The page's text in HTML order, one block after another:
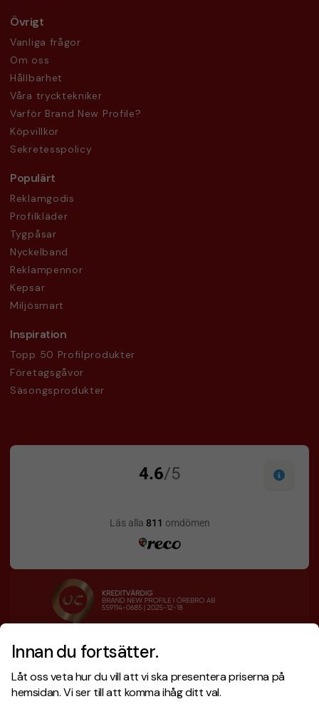
Innan du fortsätter.
Låt oss veta hur du vill att vi ska presentera priserna på
hemsidan. Vi ser till att komma ihåg ditt val.
Övrigt
Vanliga frågor
Om oss
Hållbarhet
Våra trycktekniker
Varför Brand New Profile?
Köpvillkor
Sekretesspolicy
Populärt
Reklamgodis
Profilkläder
Tygpåsar
Nyckelband
Reklampennor
Kepsar
Miljösmart
Inspiration
Topp 50 Profilprodukter
Företagsgåvor
Säsongsprodukter
Designskiss inom 1 h
Fri offert
Snabb leverans